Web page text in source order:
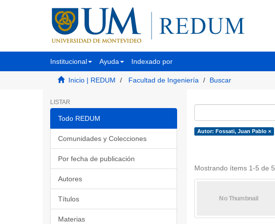
Institucional Ayuda Indexado por
Inicio | REDUM Facultad de Ingeniería Buscar
LISTAR
Todo REDUM
Comunidades y Colecciones
Por fecha de publicación
Autores
Títulos
Materias
Autor: Fossati, Juan Pablo ×
Mostrando ítems 1-5 de 5